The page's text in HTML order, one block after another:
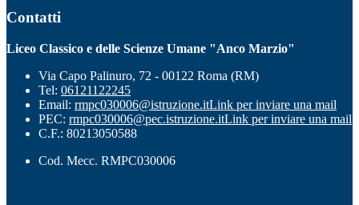
Contatti
Liceo Classico e delle Scienze Umane "Anco Marzio"
Via Capo Palinuro, 72 - 00122 Roma (RM)
Tel: 06121122245
Email: rmpc030006@istruzione.itLink per inviare una mail
PEC: rmpc030006@pec.istruzione.itLink per inviare una mail
C.F.: 80213050588
Cod. Mecc. RMPC030006